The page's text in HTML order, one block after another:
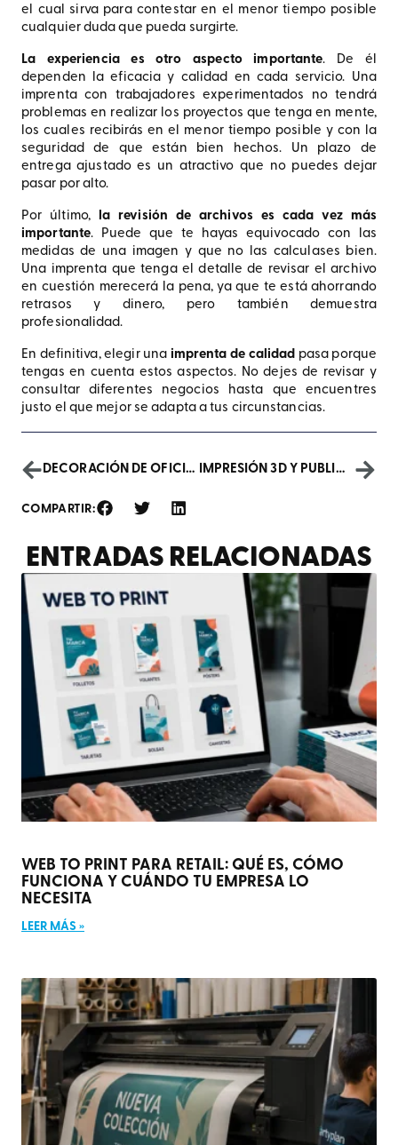
el cual sirva para contestar en el menor tiempo posible
cualquier duda que pueda surgirte.
La experiencia es otro aspecto importante. De él
dependen la eficacia y calidad en cada servicio. Una
imprenta con trabajadores experimentados no tendrá
problemas en realizar los proyectos que tenga en mente,
los cuales recibirás en el menor tiempo posible y con la
seguridad de que están bien hechos. Un plazo de
entrega ajustado es un atractivo que no puedes dejar
pasar por alto.
Por último, la revisión de archivos es cada vez más
importante. Puede que te hayas equivocado con las
medidas de una imagen y que no las calculases bien.
Una imprenta que tenga el detalle de revisar el archivo
en cuestión merecerá la pena, ya que te está ahorrando
retrasos y dinero, pero también demuestra
profesionalidad.
En definitiva, elegir una imprenta de calidad pasa porque
tengas en cuenta estos aspectos. No dejes de revisar y
consultar diferentes negocios hasta que encuentres
justo el que mejor se adapta a tus circunstancias.
DECORACIÓN DE OFICINAS CON IMPRESIÓN DIGITAL IMPRESIÓN 3D Y PUBLICIDAD: AVANCES Y USOS
COMPARTIR:
ENTRADAS RELACIONADAS
WEB TO PRINT PARA RETAIL: QUÉ ES, CÓMO
FUNCIONA Y CUÁNDO TU EMPRESA LO
NECESITA
LEER MÁS »